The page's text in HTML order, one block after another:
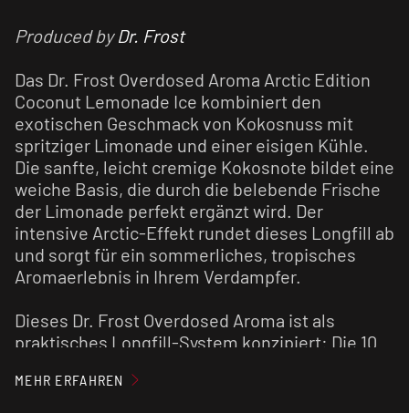
Produced byDr. Frost
Das Dr. Frost Overdosed Aroma Arctic Edition
Coconut Lemonade Ice kombiniert den
exotischen Geschmack von Kokosnuss mit
spritziger Limonade und einer eisigen Kühle.
Die sanfte, leicht cremige Kokosnote bildet eine
weiche Basis, die durch die belebende Frische
der Limonade perfekt ergänzt wird. Der
intensive Arctic-Effekt rundet dieses Longfill ab
und sorgt für ein sommerliches, tropisches
Aromaerlebnis in Ihrem Verdampfer.
Dieses Dr. Frost Overdosed Aroma ist als
praktisches Longfill-System konzipiert: Die 10
in der Flasche mit Ihrer bevorzugten Base und
MEHR ERFAHREN